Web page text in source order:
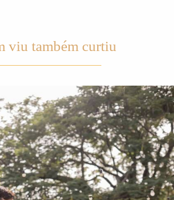
viu também curtiu